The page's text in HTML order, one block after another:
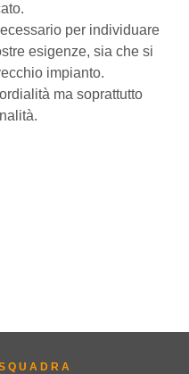
per individuare
esigenze, sia che si
impianto.
ma soprattutto